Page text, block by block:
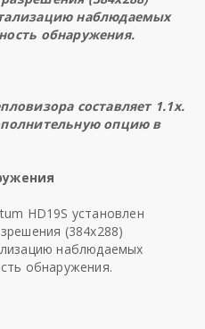
наблюдаемых
обнаружения.
составляет 1.1х.
опцию в
HD19S установлен
(384x288)
наблюдаемых
обнаружения.